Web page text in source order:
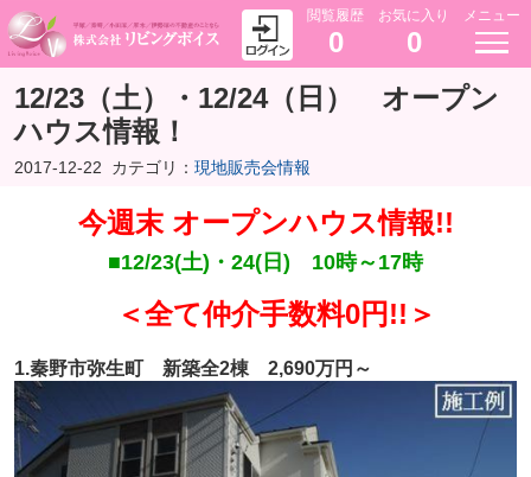
閲覧履歴
0
お気に入り
0
メニュー
12/23（土）・12/24（日） オープン
ハウス情報！
2017-12-22 カテゴリ： 現地販売会情報
今週末 オープンハウス情報!!
■12/23(土)・24(日) 10時～17時
＜全て仲介手数料0円!!＞
1.秦野市弥生町 新築全2棟 2,690万円～